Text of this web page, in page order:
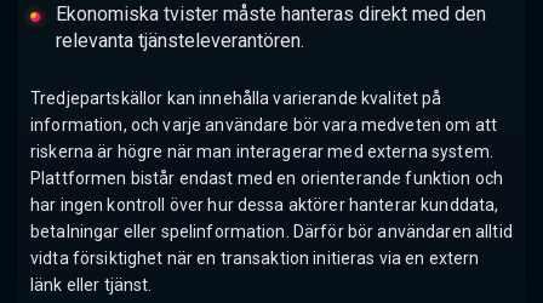
Ekonomiska tvister måste hanteras direkt med den
relevanta tjänsteleverantören.
Tredjepartskällor kan innehålla varierande kvalitet på
information, och varje användare bör vara medveten om att
riskerna är högre när man interagerar med externa system.
Plattformen bistår endast med en orienterande funktion och
har ingen kontroll över hur dessa aktörer hanterar kunddata,
betalningar eller spelinformation. Därför bör användaren alltid
vidta försiktighet när en transaktion initieras via en extern
länk eller tjänst.